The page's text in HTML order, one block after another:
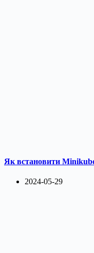
Як встановити
2024-05-29